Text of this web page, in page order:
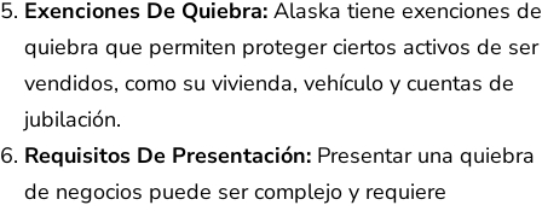
Exenciones De Quiebra: Alaska tiene exenciones de
quiebra que permiten proteger ciertos activos de ser
vendidos, como su vivienda, vehículo y cuentas de
jubilación.
Requisitos De Presentación: Presentar una quiebra
de negocios puede ser complejo y requiere